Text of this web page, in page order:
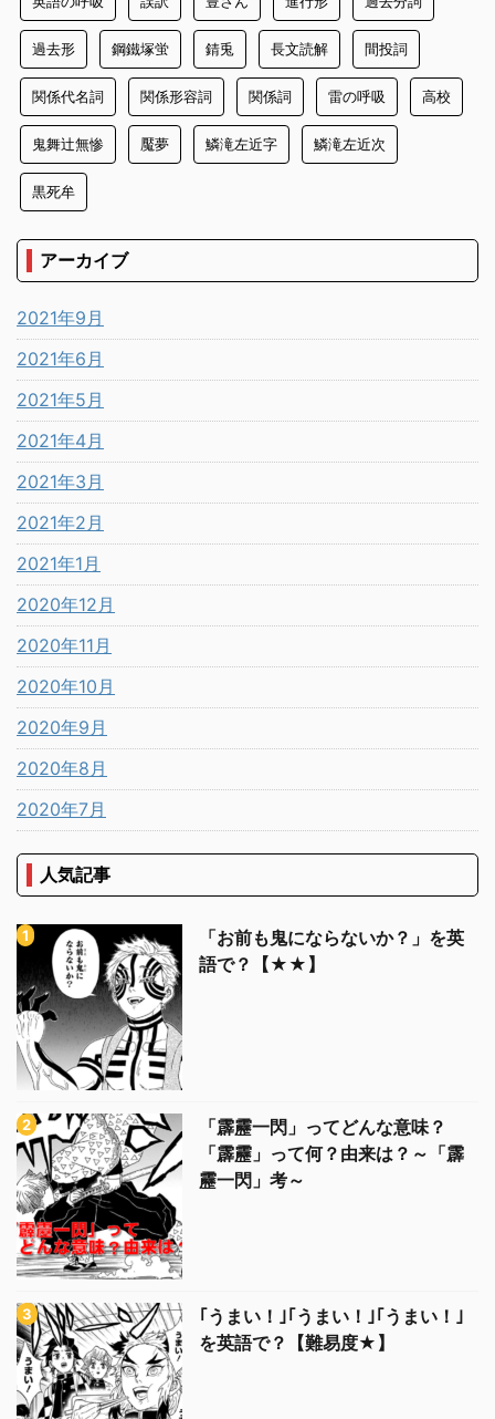
過去形 鋼鐵塚蛍 錆兎 長文読解 間投詞
関係代名詞 関係形容詞 関係詞 雷の呼吸 高校
鬼舞辻無惨 魘夢 鱗滝左近字 鱗滝左近次
黒死牟
アーカイブ
2021年9月
2021年6月
2021年5月
2021年4月
2021年3月
2021年2月
2021年1月
2020年12月
2020年11月
2020年10月
2020年9月
2020年8月
2020年7月
人気記事
「お前も鬼にならないか？」を英
語で？【★★】
「霹靂一閃」ってどんな意味？
「霹靂」って何？由来は？～「霹
靂一閃」考～
｢うまい！｣｢うまい！｣｢うまい！｣
を英語で？【難易度★】